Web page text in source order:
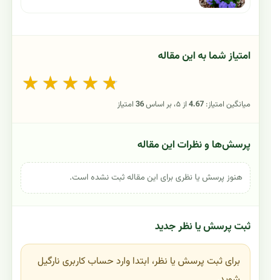
امتیاز شما به این مقاله
★ ★ ★ ★ ★
میانگین امتیاز: 4.67از ۵، بر اساس 36امتیاز
پرسش‌ها و نظرات این مقاله
هنوز پرسش یا نظری برای این مقاله ثبت نشده است.
ثبت پرسش یا نظر جدید
برای ثبت پرسش یا نظر، ابتدا وارد حساب کاربری نارگیل